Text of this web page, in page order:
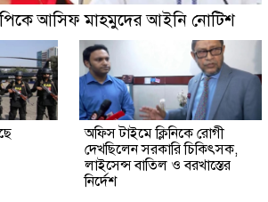
আসিফ মাহমুদের আইনি নোটিশ
অফিস টাইমে ক্লিনিকে রোগী
দেখছিলেন সরকারি চিকিৎসক,
লাইসেন্স বাতিল ও বরখাস্তের
নির্দেশ